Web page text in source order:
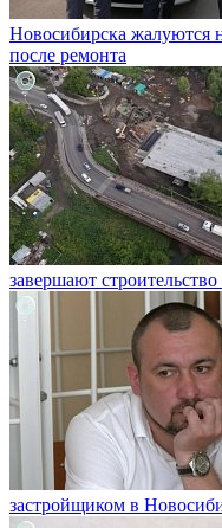
Новосибирска жалуются
после ремонта
завершают
застройщиком в